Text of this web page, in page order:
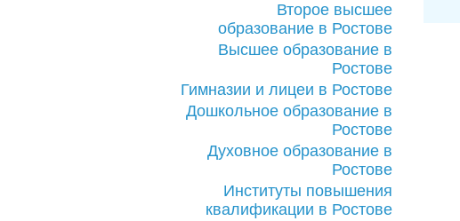
Второе высшее
образование в Ростове
Высшее образование в
Ростове
Гимназии и лицеи в Ростове
Дошкольное образование в
Ростове
Духовное образование в
Ростове
Институты повышения
квалификации в Ростове